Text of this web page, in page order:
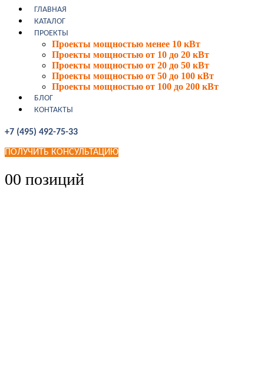
ГЛАВНАЯ
КАТАЛОГ
ПРОЕКТЫ
Проекты мощностью менее 10 кВт
Проекты мощностью от 10 до 20 кВт
Проекты мощностью от 20 до 50 кВт
Проекты мощностью от 50 до 100 кВт
Проекты мощностью от 100 до 200 кВт
БЛОГ
КОНТАКТЫ
+7 (495) 492-75-33
ПОЛУЧИТЬ КОНСУЛЬТАЦИЮ
00 позиций